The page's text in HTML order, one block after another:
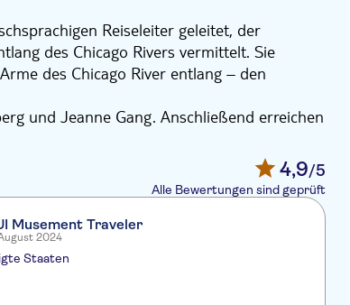
Reiseleiter geleitet, der
des Chicago Rivers vermittelt. Sie
des Chicago River entlang – den
und Jeanne Gang. Anschließend erreichen
am Chicago River im Laufe der Zeit.
anschließend den Südarm hinunter, wo Sie
wie Chicago aus der Asche des
4,9/5
Alle Bewertungen sind geprüft
Musement Traveler
2024
Staaten